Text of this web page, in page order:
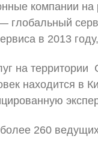
компании на
в 2013
на
находится в
260